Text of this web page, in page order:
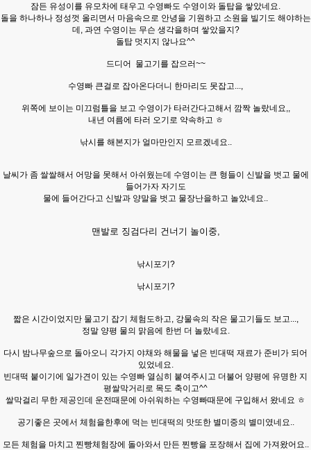
잠든 유성이를 유모차에 태우고 수영빠도 수영이와 돌탑을 쌓았네요.
돌을 하나하나 정성껏 올리면서 마음속으로 안녕을 기원하고 소원을 빌기도 해야하는
데, 과연 수영이는 무슨 생각을하며 쌓았을지?
돌탑 멋지지 않나요^^
드디어 물고기를 잡으러~~
수영빠 큰걸로 잡아온다더니 한마리도 못잡고...,
위쪽에 보이는 미끄럼틀을 보고 수영이가 타러간다고해서 깜짝 놀랐네요,,
내년 여름에 타러 오기로 약속하고 ㅎ
낚시를 해본지가 얼마만인지 모르겠네요..
날씨가 좀 쌀쌀해서 어망을 못해서 아쉬웠는데 수영이는 큰 형들이 신발을 벗고 물에
들어가자 자기도
물에 들어간다고 신발과 양말을 벗고 물장난을하고 놀았네요..
맨발로 징검다리 건너기 놀이중,
낚시포기?
낚시포기?
짧은 시간이었지만 물고기 잡기 체험도하고, 강물속의 작은 물고기들도 보고...,
정말 양평 물의 맑음에 한번 더 놀랐네요.
다시 밤나무숲으로 돌아오니 각가지 야채와 해물을 넣은 빈대떡 재료가 준비가 되어
있었네요.
빈대떡 붙이기에 일가견이 있는 수영빠 열심히 붙여주시고 더불어 양평에 유명한 지
평쌀막거리로 목도 축이고^^
쌀막걸리 무한 제공인데 운전때문에 아쉬워하는 수영빠때문에 구입해서 왔네요 ㅎ
공기좋은 곳에서 체험을한후에 먹는 빈대떡의 맛또한 별미중의 별미였네요..
모든 체험을 마치고 찐빵체험장에 돌아와서 만든 찐빵을 포장해서 집에 가져왔어요..